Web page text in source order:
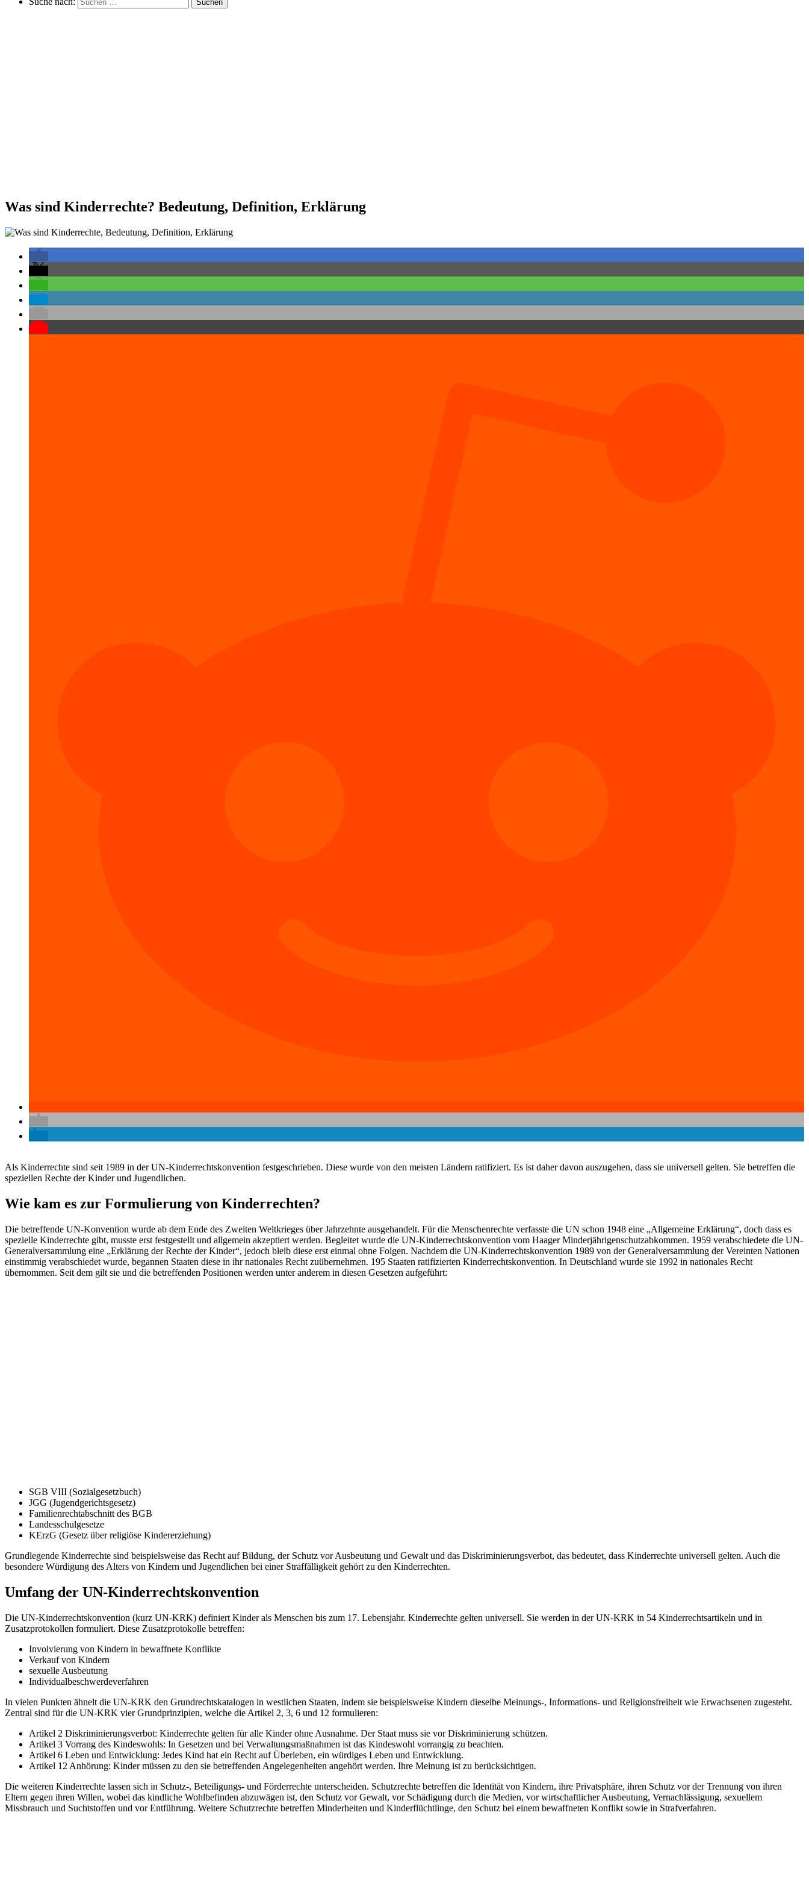
Suchen
Was sind Kinderrechte? Bedeutung, Definition, Erklärung
Als Kinderrechte sind seit 1989 in der UN-Kinderrechtskonvention festgeschrieben. Diese wurde von den meisten Ländern ratifiziert. Es ist daher davon auszugehen, dass sie universell gelten. Sie betreffen die
speziellen Rechte der Kinder und Jugendlichen.
Wie kam es zur Formulierung von Kinderrechten?
Die betreffende UN-Konvention wurde ab dem Ende des Zweiten Weltkrieges über Jahrzehnte ausgehandelt. Für die Menschenrechte verfasste die UN schon 1948 eine „Allgemeine Erklärung“, doch dass es
spezielle Kinderrechte gibt, musste erst festgestellt und allgemein akzeptiert werden. Begleitet wurde die UN-Kinderrechtskonvention vom Haager Minderjährigenschutzabkommen. 1959 verabschiedete die UN-
Generalversammlung eine „Erklärung der Rechte der Kinder“, jedoch bleib diese erst einmal ohne Folgen. Nachdem die UN-Kinderrechtskonvention 1989 von der Generalversammlung der Vereinten Nationen
einstimmig verabschiedet wurde, begannen Staaten diese in ihr nationales Recht zuübernehmen. 195 Staaten ratifizierten Kinderrechtskonvention. In Deutschland wurde sie 1992 in nationales Recht
übernommen. Seit dem gilt sie und die betreffenden Positionen werden unter anderem in diesen Gesetzen aufgeführt:
SGB VIII (Sozialgesetzbuch)
JGG (Jugendgerichtsgesetz)
Familienrechtabschnitt des BGB
Landesschulgesetze
KErzG (Gesetz über religiöse Kindererziehung)
Grundlegende Kinderrechte sind beispielsweise das Recht auf Bildung, der Schutz vor Ausbeutung und Gewalt und das Diskriminierungsverbot, das bedeutet, dass Kinderrechte universell gelten. Auch die
besondere Würdigung des Alters von Kindern und Jugendlichen bei einer Straffälligkeit gehört zu den Kinderrechten.
Umfang der UN-Kinderrechtskonvention
Die UN-Kinderrechtskonvention (kurz UN-KRK) definiert Kinder als Menschen bis zum 17. Lebensjahr. Kinderrechte gelten universell. Sie werden in der UN-KRK in 54 Kinderrechtsartikeln und in
Zusatzprotokollen formuliert. Diese Zusatzprotokolle betreffen:
Involvierung von Kindern in bewaffnete Konflikte
Verkauf von Kindern
sexuelle Ausbeutung
Individualbeschwerdeverfahren
In vielen Punkten ähnelt die UN-KRK den Grundrechtskatalogen in westlichen Staaten, indem sie beispielsweise Kindern dieselbe Meinungs-, Informations- und Religionsfreiheit wie Erwachsenen zugesteht.
Zentral sind für die UN-KRK vier Grundprinzipien, welche die Artikel 2, 3, 6 und 12 formulieren:
Artikel 2 Diskriminierungsverbot: Kinderrechte gelten für alle Kinder ohne Ausnahme. Der Staat muss sie vor Diskriminierung schützen.
Artikel 3 Vorrang des Kindeswohls: In Gesetzen und bei Verwaltungsmaßnahmen ist das Kindeswohl vorrangig zu beachten.
Artikel 6 Leben und Entwicklung: Jedes Kind hat ein Recht auf Überleben, ein würdiges Leben und Entwicklung.
Artikel 12 Anhörung: Kinder müssen zu den sie betreffenden Angelegenheiten angehört werden. Ihre Meinung ist zu berücksichtigen.
Die weiteren Kinderrechte lassen sich in Schutz-, Beteiligungs- und Förderrechte unterscheiden. Schutzrechte betreffen die Identität von Kindern, ihre Privatsphäre, ihren Schutz vor der Trennung von ihren
Eltern gegen ihren Willen, wobei das kindliche Wohlbefinden abzuwägen ist, den Schutz vor Gewalt, vor Schädigung durch die Medien, vor wirtschaftlicher Ausbeutung, Vernachlässigung, sexuellem
Missbrauch und Suchtstoffen und vor Entführung. Weitere Schutzrechte betreffen Minderheiten und Kinderflüchtlinge, den Schutz bei einem bewaffneten Konflikt sowie in Strafverfahren.